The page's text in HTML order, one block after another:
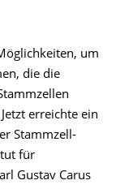
um
die die
erreichte ein
Stammzell-
für
Gustav Carus